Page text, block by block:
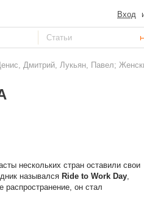
Вход
Дмитрий, Лукьян, Павел;
нескольких стран оставили свои
назывался Ride to Work Day,
распространение, он стал